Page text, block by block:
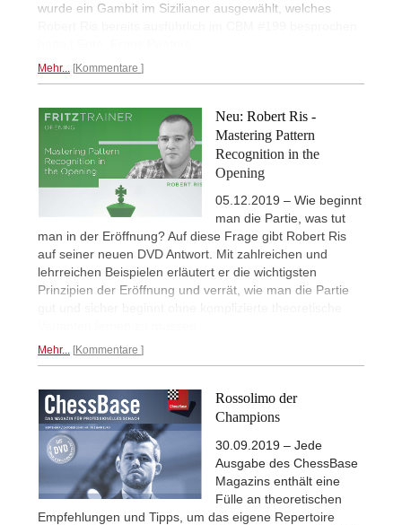
wurde ein Gambit im Sizilianer ausgewählt, welches
Mehr... Kommentare
Neu: Robert Ris -
Mastering Pattern
Recognition in the
Opening
05.12.2019 – Wie beginnt
man die Partie, was tut
man in der Eröffnung? Auf diese Frage gibt Robert Ris
auf seiner neuen DVD Antwort. Mit zahlreichen und
lehrreichen Beispielen erläutert er die wichtigsten
Prinzipien der Eröffnung und verrät, wie man die Partie
gut und sicher beginnt ohne komplizierte theoretische
Mehr... Kommentare
Rossolimo der
Champions
30.09.2019 – Jede
Ausgabe des ChessBase
Magazins enthält eine
Fülle an theoretischen
Empfehlungen und Tipps, um das eigene Repertoire